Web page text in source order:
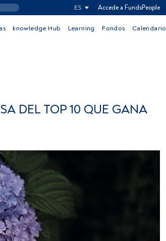
ES Accede a FundsPeople
knowledge Hub Learning Fondos Calendario
DEL TOP 10 QUE GANA